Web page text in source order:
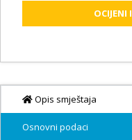
OCIJENI
Opis smještaja
Osnovni podaci